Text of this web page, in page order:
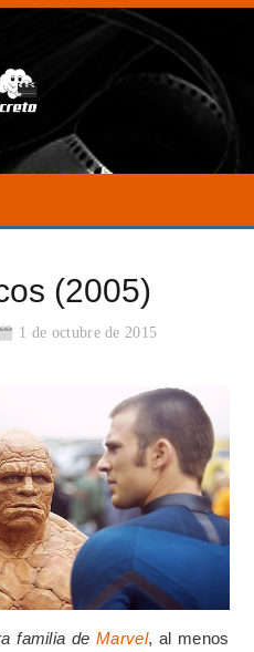
(2005)
1 de octubre de 2015
familia deMarvel, al menos